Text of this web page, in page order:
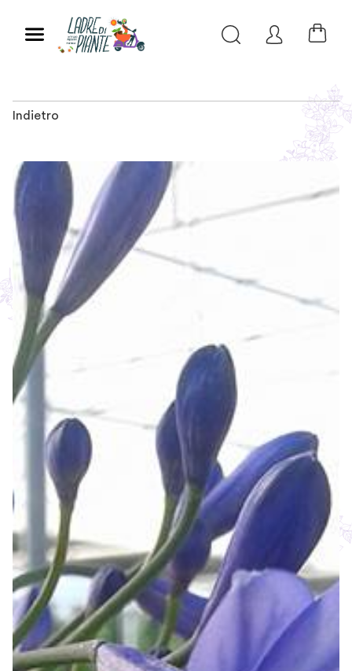
Indietro
Slide 1 of 2